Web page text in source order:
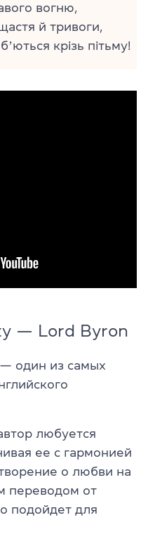
вогню,
й тривоги,
крізь пітьму!
— Lord Byron
один из самых
любуется
ее с гармонией
о любви на
переводом от
подойдет для